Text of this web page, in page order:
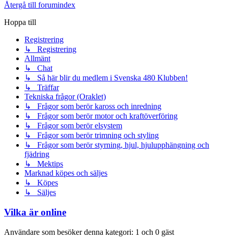
Återgå till forumindex
Hoppa till
Registrering
↳ Registrering
Allmänt
↳ Chat
↳ Så här blir du medlem i Svenska 480 Klubben!
↳ Träffar
Tekniska frågor (Oraklet)
↳ Frågor som berör kaross och inredning
↳ Frågor som berör motor och kraftöverföring
↳ Frågor som berör elsystem
↳ Frågor som berör trimning och styling
↳ Frågor som berör styrning, hjul, hjulupphängning och
fjädring
↳ Mektips
Marknad köpes och säljes
↳ Köpes
↳ Säljes
Vilka är online
Användare som besöker denna kategori: 1 och 0 gäst